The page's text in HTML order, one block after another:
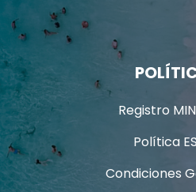
Registro
Política
Condiciones